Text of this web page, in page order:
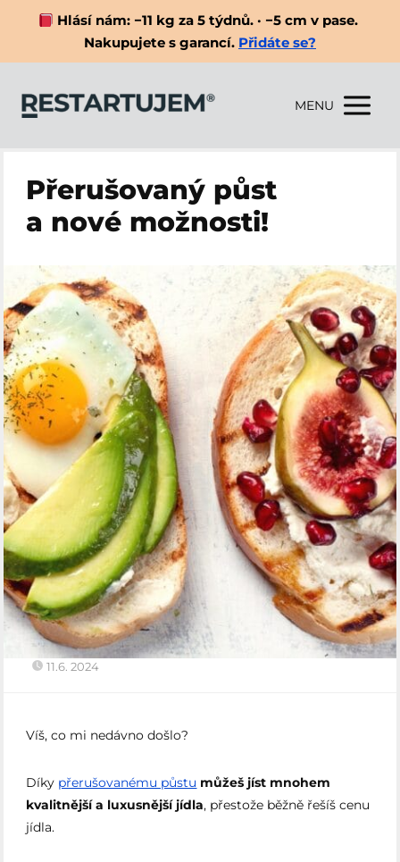
Hlásí nám: −11 kg za 5 týdnů. · −5 cm v pase.
Nakupujete s garancí. Přidáte se?
MENU
Přerušovaný půst
a nové možnosti!
11.6. 2024
Víš, co mi nedávno došlo?
Díky přerušovanému půstu můžeš jíst mnohem
kvalitnější a luxusnější jídla, přestože běžně řešíš cenu
jídla.